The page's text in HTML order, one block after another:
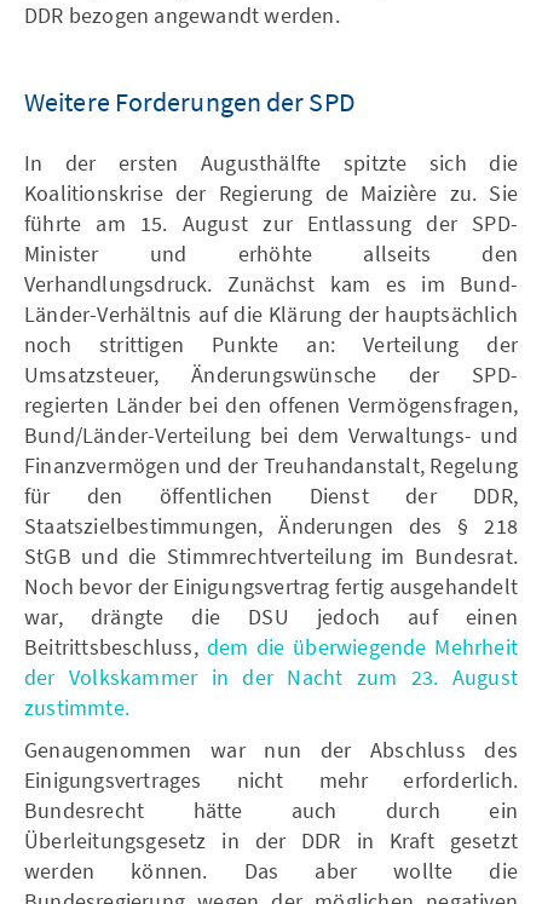
DDR bezogen angewandt werden.
Weitere Forderungen der SPD
In der ersten Augusthälfte spitzte sich die
Koalitionskrise der Regierung de Maizière zu. Sie
führte am 15. August zur Entlassung der SPD-
Minister und erhöhte allseits den
Verhandlungsdruck. Zunächst kam es im Bund-
Länder-Verhältnis auf die Klärung der hauptsächlich
noch strittigen Punkte an: Verteilung der
Umsatzsteuer, Änderungswünsche der SPD-
regierten Länder bei den offenen Vermögensfragen,
Bund/Länder-Verteilung bei dem Verwaltungs- und
Finanzvermögen und der Treuhandanstalt, Regelung
für den öffentlichen Dienst der DDR,
Staatszielbestimmungen, Änderungen des § 218
StGB und die Stimmrechtverteilung im Bundesrat.
Noch bevor der Einigungsvertrag fertig ausgehandelt
war, drängte die DSU jedoch auf einen
Beitrittsbeschluss, dem die überwiegende Mehrheit
der Volkskammer in der Nacht zum 23. August
zustimmte.
Genaugenommen war nun der Abschluss des
Einigungsvertrages nicht mehr erforderlich.
Bundesrecht hätte auch durch ein
Überleitungsgesetz in der DDR in Kraft gesetzt
werden können. Das aber wollte die